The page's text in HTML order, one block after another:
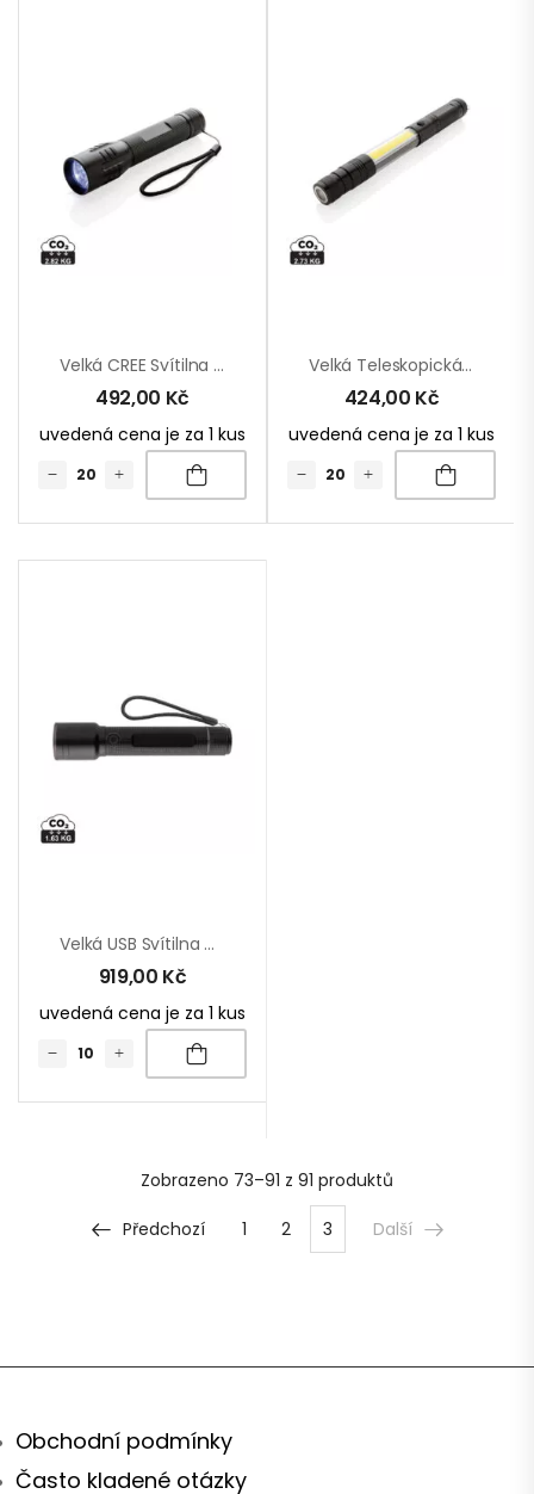
Velká CREE Svítilna 3W
492,00 Kč
uvedená cena je za 1 kus
Velká Teleskopická Svítilna S COB
424,00 Kč
uvedená cena je za 1 kus
Velká USB Svítilna Gear X Z RCS Recykl. Hliníku
919,00 Kč
uvedená cena je za 1 kus
Zobrazeno 73–91 z 91 produktů
Předchozí 1 2 3 Další
Obchodní podmínky
Často kladené otázky